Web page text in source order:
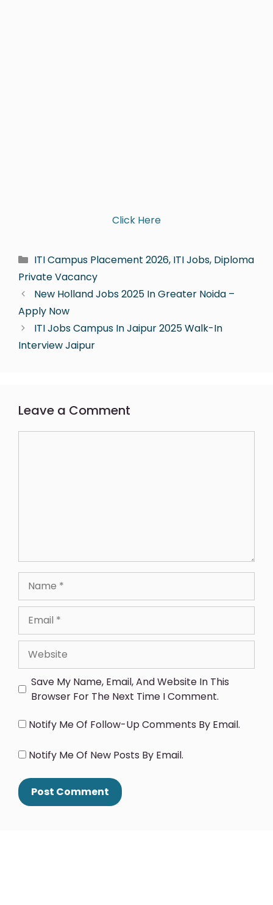
Click Here
ITI Campus Placement 2026, ITI Jobs, Diploma
Private Vacancy
New Holland Jobs 2025 In Greater Noida –
Apply Now
ITI Jobs Campus In Jaipur 2025 Walk-In
Interview Jaipur
Leave a Comment
Save My Name, Email, And Website In This
Browser For The Next Time I Comment.
Notify Me Of Follow-Up Comments By Email.
Notify Me Of New Posts By Email.